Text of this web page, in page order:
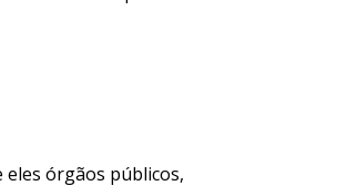
órgãos públicos,